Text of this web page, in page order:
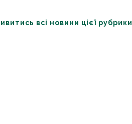
всі новини цієї рубрики